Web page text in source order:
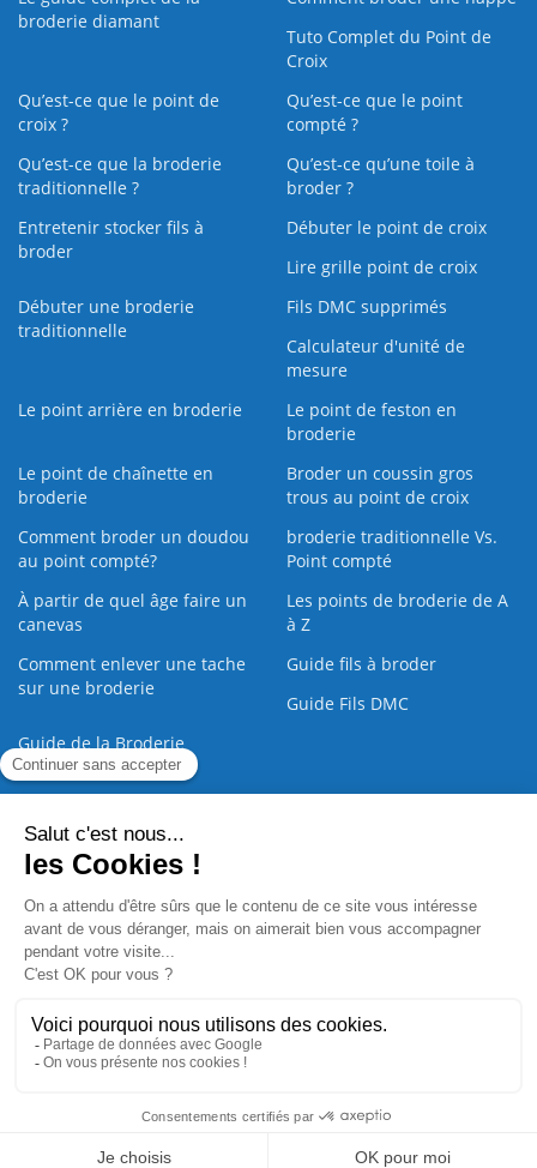
broderie diamant
Tuto Complet du Point de
Croix
Qu’est-ce que le point de
croix ?
Qu’est-ce que le point
compté ?
Qu’est-ce que la broderie
traditionnelle ?
Qu’est‑ce qu’une toile à
broder ?
Entretenir stocker fils à
broder
Débuter le point de croix
Lire grille point de croix
Débuter une broderie
traditionnelle
Fils DMC supprimés
Calculateur d'unité de
mesure
Le point arrière en broderie
Le point de feston en
broderie
Le point de chaînette en
broderie
Broder un coussin gros
trous au point de croix
Comment broder un doudou
au point compté?
broderie traditionnelle Vs.
Point compté
À partir de quel âge faire un
canevas
Les points de broderie de A
à Z
Comment enlever une tache
sur une broderie
Guide fils à broder
Guide Fils DMC
Guide de la Broderie
Commande Papier |
Paiement sécurisé | C.G.V
2008 - 2026 © CreaMagic. ALL Rights Reserved.